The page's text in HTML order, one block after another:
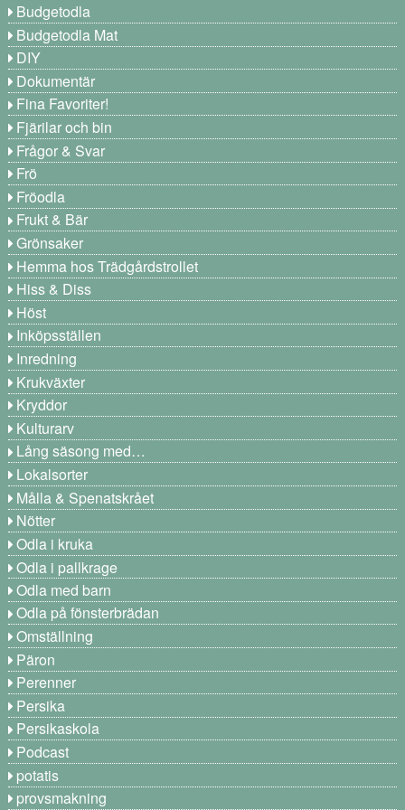
Budgetodla
Budgetodla Mat
DIY
Dokumentär
Fina Favoriter!
Fjärilar och bin
Frågor & Svar
Frö
Fröodla
Frukt & Bär
Grönsaker
Hemma hos Trädgårdstrollet
Hiss & Diss
Höst
Inköpsställen
Inredning
Krukväxter
Kryddor
Kulturarv
Lång säsong med…
Lokalsorter
Målla & Spenatskrået
Nötter
Odla i kruka
Odla i pallkrage
Odla med barn
Odla på fönsterbrädan
Omställning
Päron
Perenner
Persika
Persikaskola
Podcast
potatis
provsmakning